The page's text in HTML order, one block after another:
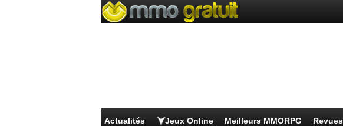
Actualités Jeux Online Meilleurs MMORPG Revues